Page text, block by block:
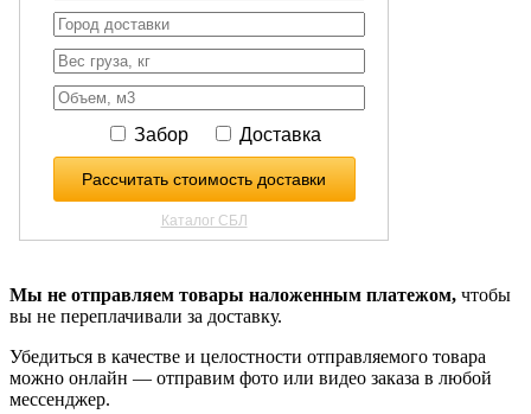
Мы не отправляем товары наложенным платежом, чтобы
вы не переплачивали за доставку.
Убедиться в качестве и целостности отправляемого товара
можно онлайн — отправим фото или видео заказа в любой
мессенджер.